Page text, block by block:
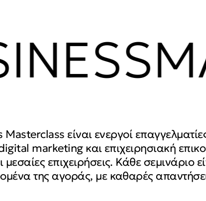
είναι ενεργοί
marketing και επιχειρησιακή
επιχειρήσεις. Κάθε σεμινάριο
της αγοράς, με καθαρές